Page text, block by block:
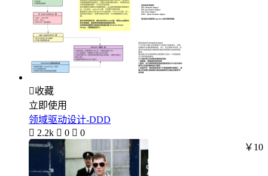
收藏
立即使用
领域驱动设计-DDD
 2.2k  0  0
￥10